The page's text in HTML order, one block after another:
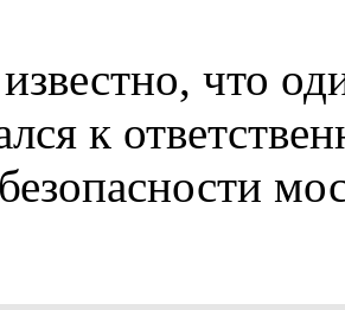
что
к